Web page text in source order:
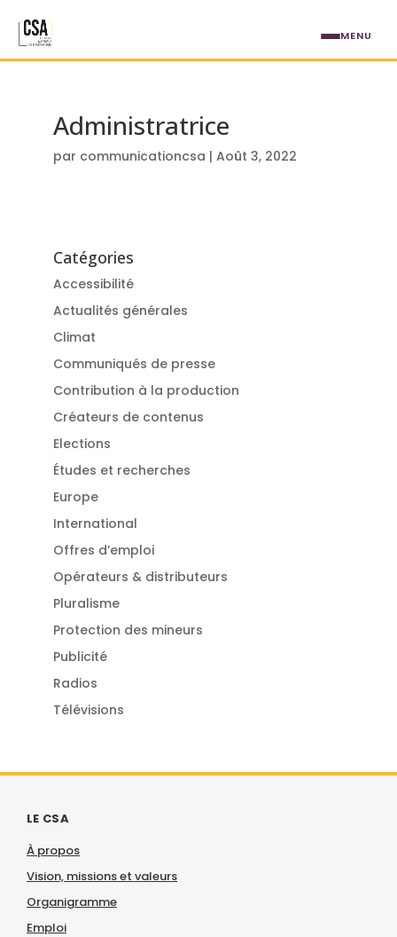
Administratrice
par communicationcsa | Août 3, 2022
Catégories
Accessibilité
Actualités générales
Climat
Communiqués de presse
Contribution à la production
Créateurs de contenus
Elections
Études et recherches
Europe
International
Offres d’emploi
Opérateurs & distributeurs
Pluralisme
Protection des mineurs
Publicité
Radios
Télévisions
LE CSA
À propos
Vision, missions et valeurs
Organigramme
Emploi
MENU